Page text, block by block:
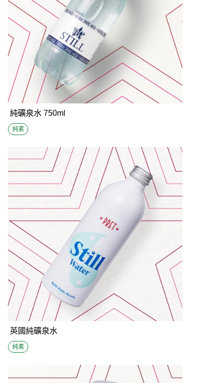
純礦泉水 750ml
純素
英國純礦泉水
純素